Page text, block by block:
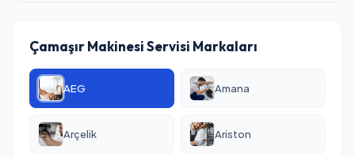
Çamaşır Makinesi Servisi Markaları
AEG Amana
Arçelik Ariston